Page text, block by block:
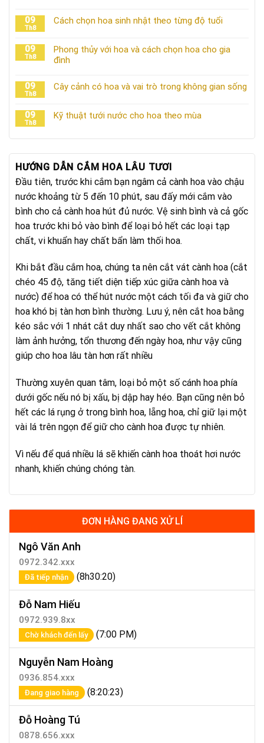
09
Th8
Cách chọn hoa sinh nhật theo từng độ tuổi
09
Th8
Phong thủy với hoa và cách chọn hoa cho gia
đình
09
Th8
Cây cảnh có hoa và vai trò trong không gian sống
09
Th8
Kỹ thuật tưới nước cho hoa theo mùa
HƯỚNG DẪN CẮM HOA LÂU TƯƠI
Đầu tiên, trước khi cắm bạn ngâm cả cành hoa vào chậu
nước khoảng từ 5 đến 10 phút, sau đấy mới cắm vào
bình cho cả cành hoa hút đủ nước. Vệ sinh bình và cả gốc
hoa trước khi bỏ vào bình để loại bỏ hết các loại tạp
chất, vi khuẩn hay chất bẩn làm thối hoa.
Khi bắt đầu cắm hoa, chúng ta nên cắt vát cành hoa (cắt
chéo 45 độ, tăng tiết diện tiếp xúc giữa cành hoa và
nước) để hoa có thể hút nước một cách tối đa và giữ cho
hoa khó bị tàn hơn bình thường. Lưu ý, nên cắt hoa bằng
kéo sắc với 1 nhát cắt duy nhất sao cho vết cắt không
làm ảnh hưởng, tổn thương đến ngày hoa, như vậy cũng
giúp cho hoa lâu tàn hơn rất nhiều
Thường xuyên quan tâm, loại bỏ một số cánh hoa phía
dưới gốc nếu nó bị xấu, bị dập hay héo. Bạn cũng nên bỏ
hết các lá rụng ở trong bình hoa, lẵng hoa, chỉ giữ lại một
vài lá trên ngọn để giữ cho cành hoa được tự nhiên.
Vì nếu để quá nhiều lá sẽ khiến cành hoa thoát hơi nước
nhanh, khiến chúng chóng tàn.
ĐƠN HÀNG ĐANG XỬ LÍ
Ngô Văn Anh
0972.342.xxx
Đã tiếp nhận (8h30:20)
Đỗ Nam Hiếu
0972.939.8xx
Chờ khách đến lấy (7:00 PM)
Nguyễn Nam Hoàng
0936.854.xxx
Đang giao hàng (8:20:23)
Đỗ Hoàng Tú
0878.656.xxx